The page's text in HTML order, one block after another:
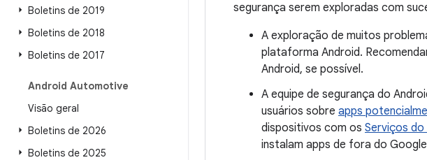
Boletins de 2019
Boletins de 2018
Boletins de 2017
Android Automotive
Visão geral
Boletins de 2026
Boletins de 2025
segurança serem exploradas com
A exploração de muitos
plataforma Android.
Android, se possível.
A equipe de segurança do
usuários sobre apps
dispositivos com os Serviços
instalam apps de fora do Google